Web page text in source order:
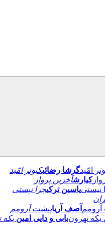
گرشا رضائیکبوتر امّید
کیارشآخرین پرواز
یاسین ترکیچرا نیستی
آصف آریاپیشت آرومم
بابی و دایی امین یکه